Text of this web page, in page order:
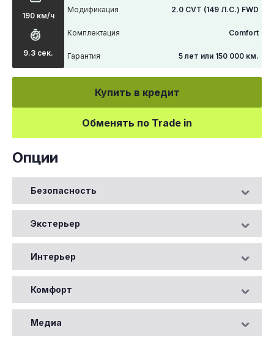
190 км/ч
9.3 сек.
Модификация 2.0 CVT (149 Л.С.) FWD
Комплектация Comfort
Гарантия 5 лет или 150 000 км.
Купить в кредит
Обменять по Trade in
Опции
Безопасность
Экстерьер
Интерьер
Комфорт
Медиа